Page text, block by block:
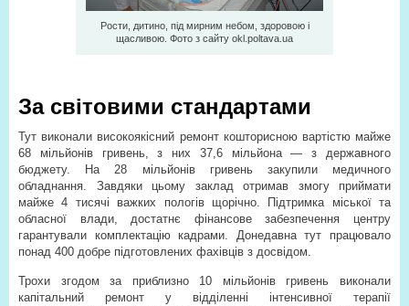
Рости, дитино, під мирним небом, здоровою і
щасливою. Фото з сайту okl.poltava.ua
За світовими стандартами
Тут виконали високоякісний ремонт кошторисною вартістю майже
68 мільйонів гривень, з них 37,6 мільйона — з державного
бюджету. На 28 мільйонів гривень закупили медичного
обладнання. Завдяки цьому заклад отримав змогу приймати
майже 4 тисячі важких пологів щорічно. Підтримка міської та
обласної влади, достатнє фінансове забезпечення центру
гарантували комплектацію кадрами. Донедавна тут працювало
понад 400 добре підготовлених фахівців з досвідом.
Трохи згодом за приблизно 10 мільйонів гривень виконали
капітальний ремонт у відділенні інтенсивної терапії